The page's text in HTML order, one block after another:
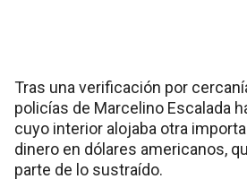
Tras una verificación por
policías de Marcelino Escalada
cuyo interior alojaba otra
dinero en dólares americanos,
parte de lo sustraído.